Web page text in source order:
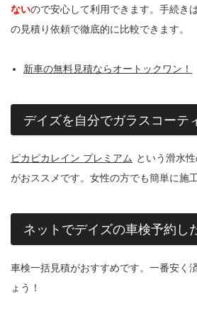
ないので安心して利用できます。手続き
の見積り依頼で徹底的に比較できます。
新車の無料見積ならオートックワン！
デイズを自分でガラスコーテ
ピカピカレイン プレミアム という滑水
がおススメです。女性の方でも簡単に施
ネットでデイズの車検予約し
車検一括見積がおすすめです。一番安く
ょう！